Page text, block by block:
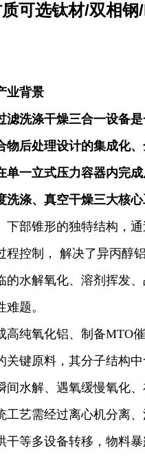
可选钛材/双相钢
业背景
滤洗涤干燥三合一设备
物后处理设计的集成化
单一立式压力容器内完
洗涤、真空干燥三大核心
下部锥形的独特结构，
程控制， 解决了异丙醇
的水解氧化、溶剂挥发、
题。
高纯氧化铝、制备MTO
关键原料，其分子结构
间水解、遇氧缓慢氧化
工艺需经过离心机分离
干等多设备转移，物料